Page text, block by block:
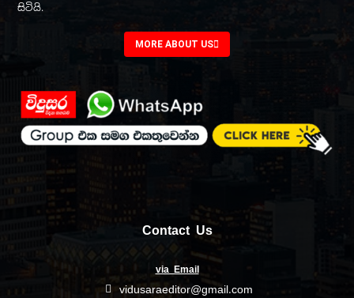
සිටියි.
MORE ABOUT US
Contact Us
via Email
vidusaraeditor@gmail.com